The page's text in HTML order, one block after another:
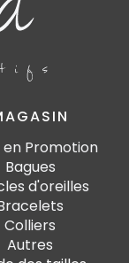
en Promotion
Bagues
d'oreilles
Colliers
Autres